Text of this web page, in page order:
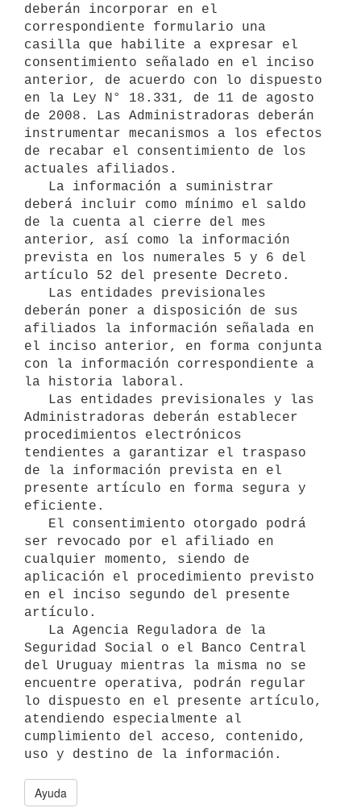
deberán incorporar en el
correspondiente formulario una
casilla que habilite a expresar el
consentimiento señalado en el inciso
anterior, de acuerdo con lo dispuesto
en la Ley N° 18.331, de 11 de agosto
de 2008. Las Administradoras deberán
instrumentar mecanismos a los efectos
de recabar el consentimiento de los
actuales afiliados.
deberá incluir como mínimo el saldo
de la cuenta al cierre del mes
anterior, así como la información
prevista en los numerales 5 y 6 del
artículo 52 del presente Decreto.
deberán poner a disposición de sus
afiliados la información señalada en
el inciso anterior, en forma conjunta
con la información correspondiente a
la historia laboral.
Administradoras deberán establecer
procedimientos electrónicos
tendientes a garantizar el traspaso
de la información prevista en el
presente artículo en forma segura y
eficiente.
ser revocado por el afiliado en
cualquier momento, siendo de
aplicación el procedimiento previsto
en el inciso segundo del presente
artículo.
Seguridad Social o el Banco Central
del Uruguay mientras la misma no se
encuentre operativa, podrán regular
lo dispuesto en el presente artículo,
atendiendo especialmente al
cumplimiento del acceso, contenido,
Ayuda